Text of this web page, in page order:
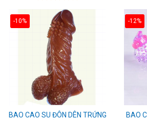
-10%
BAO CAO SU ĐÔN DÊN TRỨNG
-12%
BAO